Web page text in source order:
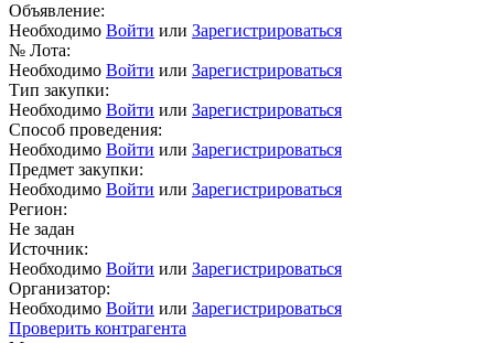
Объявление:
Необходимо Войти или Зарегистрироваться
№ Лота:
Необходимо Войти или Зарегистрироваться
Тип закупки:
Необходимо Войти или Зарегистрироваться
Способ проведения:
Необходимо Войти или Зарегистрироваться
Предмет закупки:
Необходимо Войти или Зарегистрироваться
Регион:
Не задан
Источник:
Необходимо Войти или Зарегистрироваться
Организатор:
Необходимо Войти или Зарегистрироваться
Проверить контрагента